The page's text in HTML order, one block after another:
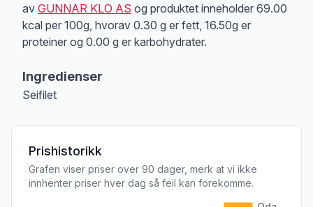
av GUNNAR KLO AS og produktet inneholder 69.00
kcal per 100g, hvorav 0.30 g er fett, 16.50g er
proteiner og 0.00 g er karbohydrater.
Ingredienser
Seifilet
Prishistorikk
Grafen viser priser over 90 dager, merk at vi ikke
innhenter priser hver dag så feil kan forekomme.